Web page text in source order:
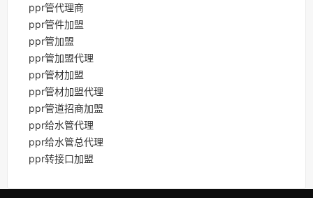
ppr管代理商
ppr管件加盟
ppr管加盟
ppr管加盟代理
ppr管材加盟
ppr管材加盟代理
ppr管道招商加盟
ppr给水管代理
ppr给水管总代理
ppr转接口加盟